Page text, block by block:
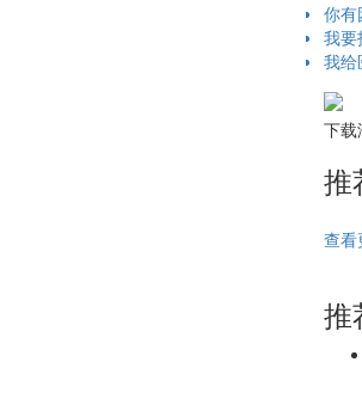
你有
我要
我给
下载
推
查看
推